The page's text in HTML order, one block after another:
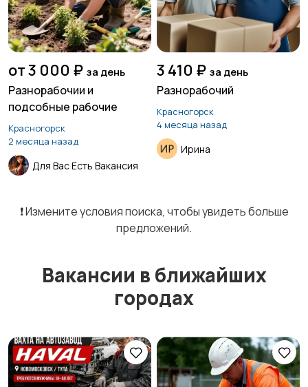
от 3 000 ₽ за день
Разнорабочии и
подсобные рабочие
Красногорск
2 месяца назад
Для Вас Есть Вакансия
3 410 ₽ за день
Разнорабочий
Красногорск
4 месяца назад
Ирина
❗️ Измените условия поиска, чтобы увидеть больше
предложений.
Вакансии в ближайших
городах